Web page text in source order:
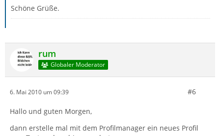
Schöne Grüße.
rum
Globaler Moderator
6. Mai 2010 um 09:39 #6
Hallo und guten Morgen,
dann erstelle mal mit dem Profilmanager ein neues Profil